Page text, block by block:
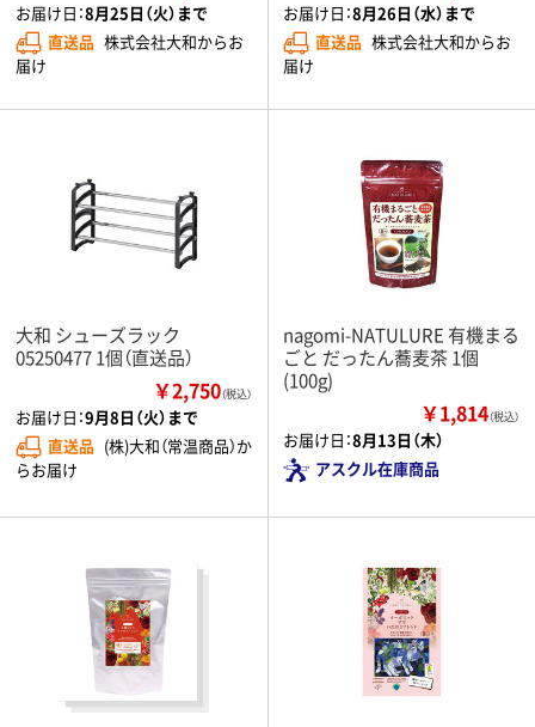
お届け日：8月25日（火）まで
直送品 株式会社大和からお
届け
お届け日：8月26日（水）まで
直送品 株式会社大和からお
届け
大和 シューズラック
05250477 1個（直送品）
￥2,750（税込）
お届け日：9月8日（火）まで
直送品 (株)大和（常温商品）か
らお届け
nagomi-NATULURE 有機まる
ごと だったん蕎麦茶 1個
(100g)
￥1,814（税込）
お届け日：8月13日（木）
アスクル在庫商品